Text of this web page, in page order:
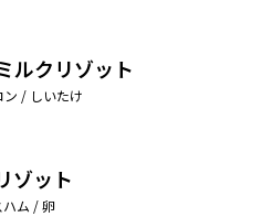
ルクリゾット
ン / しいたけ
ゾット
ハム / 卵